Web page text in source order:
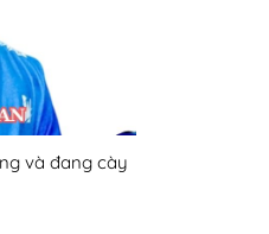
và đang cày